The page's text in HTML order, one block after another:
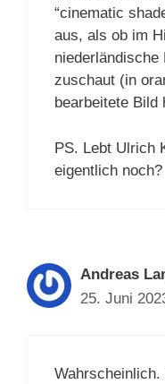
“cinematic
aus, als ob im
niederländische
zuschaut (in
bearbeitete Bild
PS. Lebt Ulrich
eigentlich noch?
Andreas
25. Juni